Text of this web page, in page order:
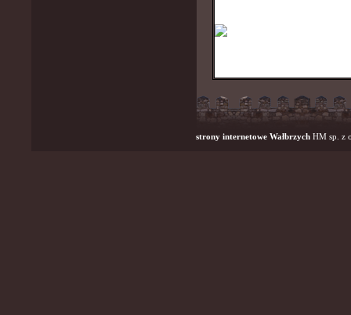
strony internetowe Wałbrzych HM sp. z